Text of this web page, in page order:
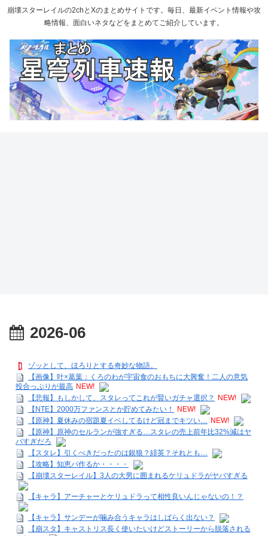
崩壊スターレイルの2chとXのまとめサイトです。毎日、最新イベント情報や攻
略情報、面白いネタなどをまとめてご紹介しています。
2026-06
ゾッとして、ほろりとする奇妙な物語。
【画像】叶×葛葉：くろのわが宇宙食のおもちに大興奮！二人の意気
投合っぷりが最高 NEW!
【悲報】もしかして、スタレってこれが賢いガチャ選択？
NEW!
【NTE】2000万ファンスとか貯めてみたい！
NEW!
【原神】夏休みの宿題夏イベしてるけど冠までキツい… NEW!
【原神】原神のセルランが強すぎる…スタレの売上前年比32%減はヤ
バすぎだろ
【スタレ】引くべきだったのは銀狼？緋英？それとも…
【攻略】知恵パ作るか・・・・
【崩壊スターレイル】3人の大男に囲まれるケリュドラがヤバすぎる
【キャラ】アーチャーとケリュドラって相性良いんじゃないの！？
【キャラ】サンデーが噛み合うキャラはしばらく出ない？
【崩スタ】キャストリス長く使いたいけどストーリーから脱落される